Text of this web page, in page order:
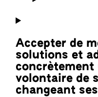
Accepter de
solutions et
concrètement
volontaire de
changeant